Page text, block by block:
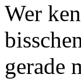
Wer
gerade